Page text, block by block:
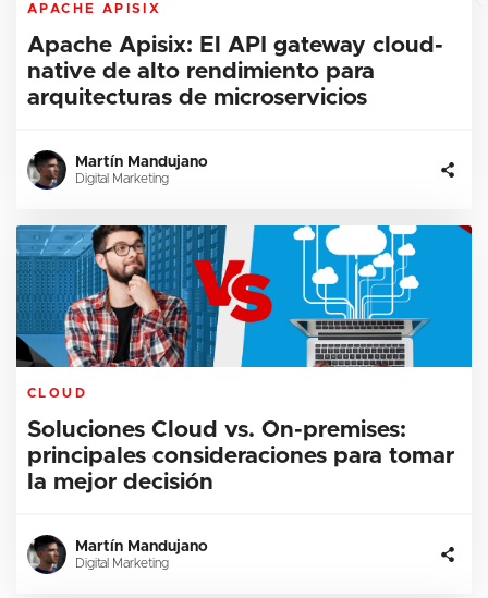
APACHE APISIX
Apache Apisix: El API gateway cloud-
native de alto rendimiento para
arquitecturas de microservicios
Martín Mandujano
Digital Marketing
CLOUD
Soluciones Cloud vs. On-premises:
principales consideraciones para tomar
la mejor decisión
Martín Mandujano
Digital Marketing